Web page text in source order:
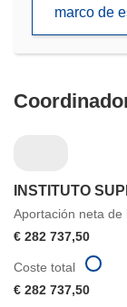
nueva
marco de
INSTITUTO
Aportación neta de
€ 282 737,50
Coste total
€ 282 737,50